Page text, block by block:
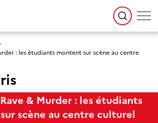
: les étudiants montent sur scène au centre
& Murder : les étudiants
scène au centre culturel